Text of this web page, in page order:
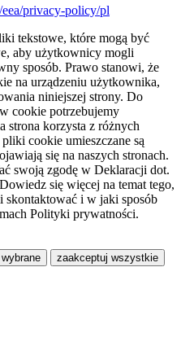
privacy-policy/pl
tekstowe, które mogą być
aby użytkownicy mogli
sposób. Prawo stanowi, że
na urządzeniu użytkownika,
niniejszej strony. Do
cookie potrzebujemy
strona korzysta z różnych
cookie umieszczane są
się na naszych stronach.
swoją zgodę w Deklaracji dot.
się więcej na temat tego,
skontaktować i w jaki sposób
Polityki prywatności.
zaakceptuj wszystkie